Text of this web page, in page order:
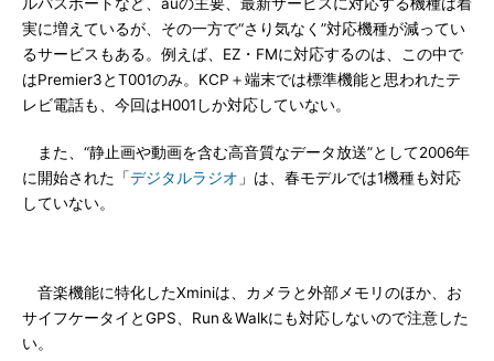
実に増えているが、その一方で“さり気なく”対応機種が減ってい
るサービスもある。例えば、EZ・FMに対応するのは、この中で
はPremier3とT001のみ。KCP＋端末では標準機能と思われたテ
レビ電話も、今回はH001しか対応していない。
また、“静止画や動画を含む高音質なデータ放送”として2006年
に開始された「デジタルラジオ 」は、春モデルでは1機種も対応
していない。
音楽機能に特化したXminiは、カメラと外部メモリのほか、お
サイフケータイとGPS、Run＆Walkにも対応しないので注意した
い。